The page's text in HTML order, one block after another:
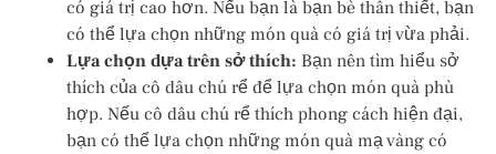
có giá trị cao hơn. Nếu bạn là bạn bè thân thiết, bạn
có thể lựa chọn những món quà có giá trị vừa phải.
Lựa chọn dựa trên sở thích: Bạn nên tìm hiểu sở
thích của cô dâu chú rể để lựa chọn món quà phù
hợp. Nếu cô dâu chú rể thích phong cách hiện đại,
bạn có thể lựa chọn những món quà mạ vàng có